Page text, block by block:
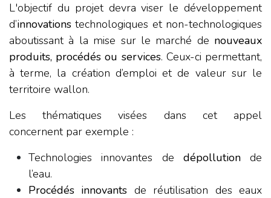
L'objectif du projet devra viser le développement
d’innovationstechnologiques et non-technologiques
aboutissant à la mise sur le marché de nouveaux
produits, procédés ou services. Ceux-ci permettant,
à terme, la création d’emploi et de valeur sur le
territoire wallon.
Les thématiques visées dans cet appel
concernent par exemple :
Technologies innovantes de dépollutionde
l’eau.
Procédés innovants de réutilisation des eaux